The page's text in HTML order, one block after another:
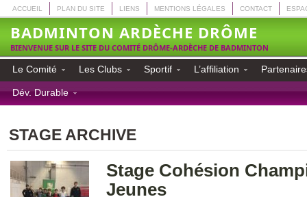
ACCUEIL PLAN DU SITE LIENS MENTIONS LÉGALES CONTACT
BADMINTON ARDÈCHE DRÔME
BIENVENUE SUR LE SITE DU COMITÉ DRÔME-ARDÈCHE DE BADMINTON
Le Comité Les Clubs Sportif L’affiliation
Dév. Durable
STAGE ARCHIVE
Stage Cohésion
Jeunes